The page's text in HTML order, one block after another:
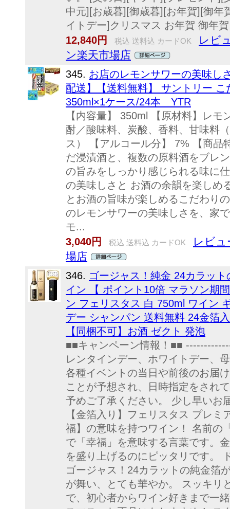
中元][お歳暮][御歳暮][お年賀][御年
イトデー]クリスマス お年賀 御年
12,840円
税込 送料込 カードOK
レビ
ン楽天市場店
345. お店のレモンサワーの美味し
配送】【送料無料】 サントリー
350ml×1ケース/24本 YTR
【内容量】 350ml 【原材料】レ
酎／酸味料、炭酸、香料、甘味料
ス） 【アルコール分】 7% 【商品
だ浸漬酒と、複数の原料酒をブレ
の旨みをしっかり感じられる味に
の美味しさと お酒の余韻を楽しめ
とお酒の旨味が楽しめるこだわり
のレモンサワーの美味しさを、家
モ...
3,040円
税込 送料込 カードOK
レビュ
場店
346. ゴージャス！純金 24カラッ
イン 【 ポイント10倍 マラソン期
ン フェリスタス 白 750ml ワイン
デー シャンパン 送料無料 24金箔
【同梱不可】お酒 ゼクト 発泡
■■キャンペーン情報！■■
レンタインデー、ホワイトデー、
各種イベントの当日や前後のお届
ことが予想され、日時指定をされ
予めご了承ください。 少し早いお
【金箔入り】フェリスタス プレ
福】の意味を持つワイン！ 名前の
で「幸福」を意味する言葉です。
を盛り上げるのにピッタリです。
ゴージャス！24カラットの純金箔
が舞い、とても華やか。 スッキリ
で、初心者からワイン好きまで一